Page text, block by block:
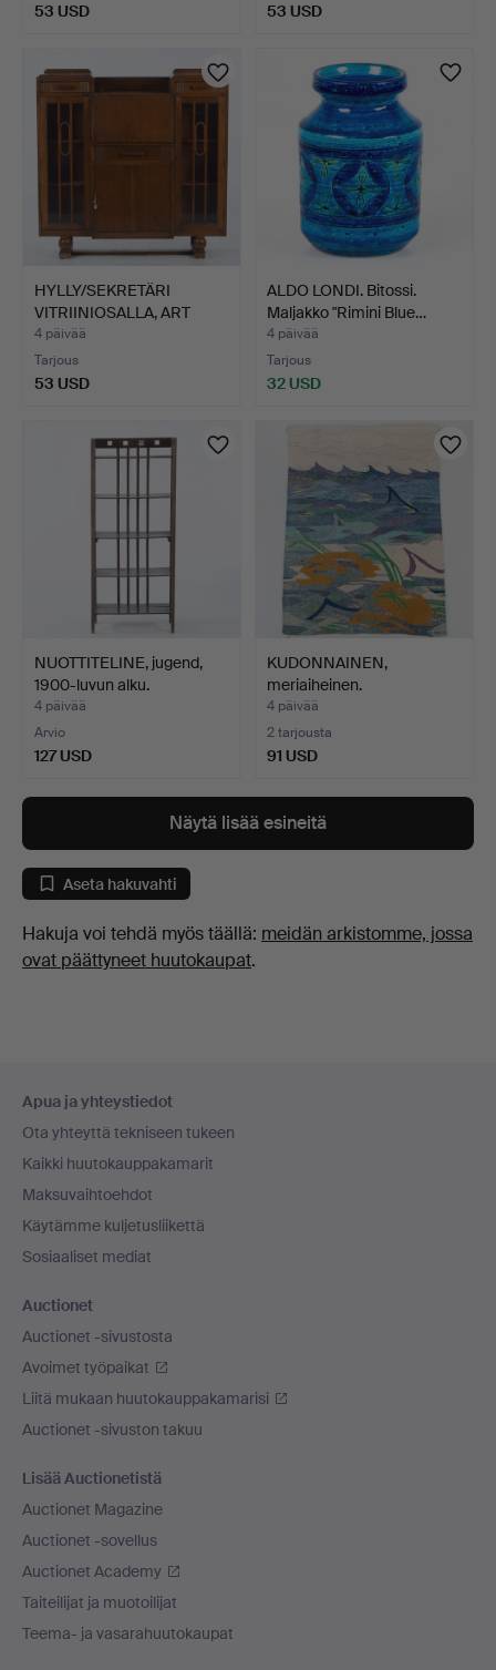
53 USD 53 USD
HYLLY/SEKRETÄRI
VITRIINIOSALLA, ART
DECO, …
4 päivää
Tarjous
53 USD
ALDO LONDI. Bitossi.
Maljakko "Rimini Blue…
4 päivää
Tarjous
32 USD
NUOTTITELINE, jugend,
1900-luvun alku.
4 päivää
Arvio
127 USD
KUDONNAINEN,
meriaiheinen.
4 päivää
2 tarjousta
91 USD
Näytä lisää esineitä
Aseta hakuvahti
Hakuja voi tehdä myös täällä: meidän arkistomme, jossa
ovat päättyneet huutokaupat.
Apua ja yhteystiedot
Ota yhteyttä tekniseen tukeen
Kaikki huutokauppakamarit
Maksuvaihtoehdot
Käytämme kuljetusliikettä
Sosiaaliset mediat
Auctionet
Auctionet -sivustosta
Avoimet työpaikat
Liitä mukaan huutokauppakamarisi
Auctionet -sivuston takuu
Lisää Auctionetistä
Auctionet Magazine
Auctionet -sovellus
Auctionet Academy
Taiteilijat ja muotoilijat
Teema- ja vasarahuutokaupat